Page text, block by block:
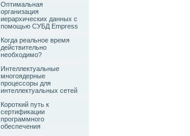
Оптимальная
организация
иерархических данных с
помощью СУБД Empress
Когда реальное время
действительно
необходимо?
Интеллектуальные
многоядерные
процессоры для
интеллектуальных сетей
Короткий путь к
сертификации
программного
обеспечения